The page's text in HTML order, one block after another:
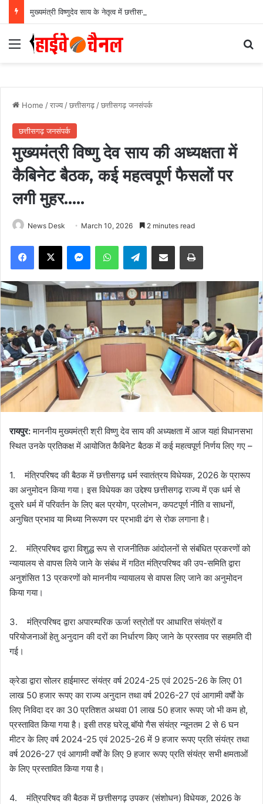
Menu
Home /राज्य /छत्तीसगढ़ /छत्तीसगढ़ जनसंपर्क
छत्तीसगढ़ जनसंपर्क
मुख्यमंत्री विष्णु देव साय की अध्यक्षता में
कैबिनेट बैठक, कई महत्वपूर्ण फैसलों पर
लगी मुहर…..
News Desk March 10, 2026 2 minutes read
Facebook
X MessengerWhatsAppTelegramShare via Email Print
रायपुर:माननीय मुख्यमंत्री श्री विष्णु देव साय की अध्यक्षता में आज यहां विधानसभा
स्थित उनके प्रतिकक्ष में आयोजित कैबिनेट बैठक में कई महत्वपूर्ण निर्णय लिए गए –
1. मंत्रिपरिषद की बैठक में छत्तीसगढ़ धर्म स्वातंत्रय विधेयक, 2026 के प्रारूप
का अनुमोदन किया गया। इस विधेयक का उद्देश्य छत्तीसगढ़ राज्य में एक धर्म से
दूसरे धर्म में परिवर्तन के लिए बल प्रयोग, प्रलोभन, कपटपूर्ण नीति व साधनों,
अनुचित प्रभाव या मिथ्या निरूपण पर प्रभावी ढंग से रोक लगाना है।
2. मंत्रिपरिषद द्वारा विशुद्ध रूप से राजनीतिक आंदोलनों से संबंधित प्रकरणों को
न्यायालय से वापस लिये जाने के संबंध में गठित मंत्रिपरिषद की उप-समिति द्वारा
अनुशंसित 13 प्रकरणों को माननीय न्यायालय से वापस लिए जाने का अनुमोदन
किया गया।
3. मंत्रिपरिषद द्वारा अपारम्परिक ऊर्जा स्त्रोतों पर आधारित संयंत्रों व
परियोजनाओं हेतु अनुदान की दरों का निर्धारण किए जाने के प्रस्ताव पर सहमति दी
गई।
क्रेडा द्वारा सोलर हाईमास्ट संयंत्र वर्ष 2024-25 एवं 2025-26 के लिए 01
लाख 50 हजार रूपए का राज्य अनुदान तथा वर्ष 2026-27 एवं आगामी वर्षाें के
लिए निविदा दर का 30 प्रतिशत अथवा 01 लाख 50 हजार रूपए जो भी कम हो,
प्रस्तावित किया गया है। इसी तरह घरेलू बॉयो गैस संयंत्र न्यूनतम 2 से 6 घन
मीटर के लिए वर्ष 2024-25 एवं 2025-26 में 9 हजार रूपए प्रति संयंत्र तथा
वर्ष 2026-27 एवं आगामी वर्षाें के लिए 9 हजार रूपए प्रति संयंत्र सभी क्षमताओं
के लिए प्रस्तावित किया गया है।
4. मंत्रिपरिषद की बैठक में छत्तीसगढ़ उपकर (संशोधन) विधेयक, 2026 के